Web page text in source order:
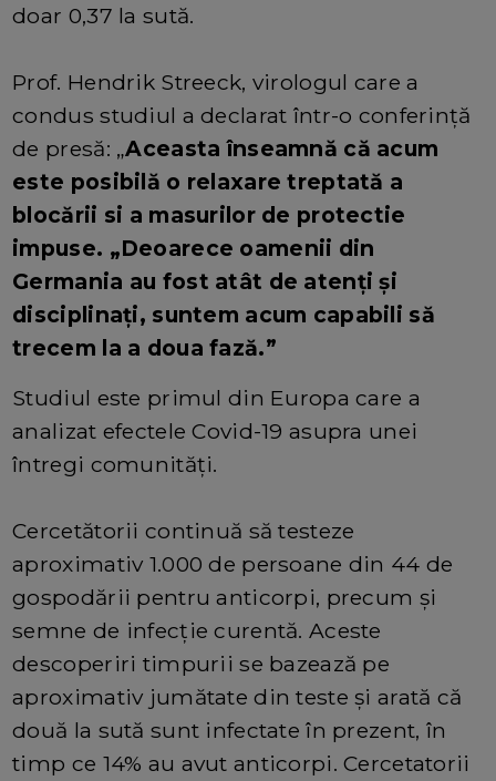
doar 0,37 la sută.
Prof. Hendrik Streeck, virologul care a
condus studiul a declarat într-o conferință
de presă: „Aceasta înseamnă că acum
este posibilă o relaxare treptată a
blocării si a masurilor de protectie
impuse. „Deoarece oamenii din
Germania au fost atât de atenți și
disciplinați, suntem acum capabili să
trecem la a doua fază.”
Studiul este primul din Europa care a
analizat efectele Covid-19 asupra unei
întregi comunități.
Cercetătorii continuă să testeze
aproximativ 1.000 de persoane din 44 de
gospodării pentru anticorpi, precum și
semne de infecție curentă. Aceste
descoperiri timpurii se bazează pe
aproximativ jumătate din teste și arată că
două la sută sunt infectate în prezent, în
timp ce 14% au avut anticorpi. Cercetatorii